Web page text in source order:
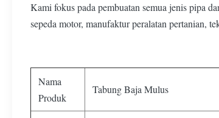
Kami fokus pada pembuatan semua jenis pipa
sepeda motor, manufaktur peralatan pertanian,
Nama
Produk
Tabung Baja Mulus